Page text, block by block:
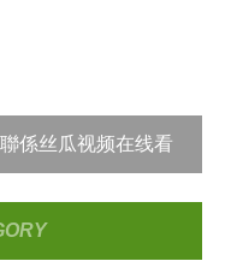
聯係丝瓜视频在线看